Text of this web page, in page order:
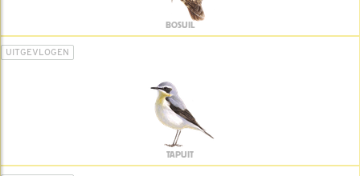
BOSUIL
UITGEVLOGEN
TAPUIT